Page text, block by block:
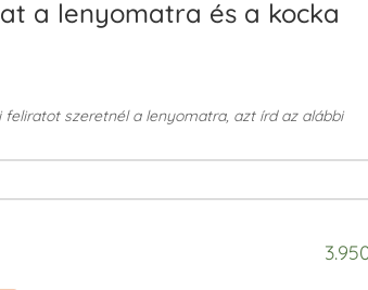
a lenyomatra és a kocka
szeretnél a lenyomatra, azt írd az alábbi